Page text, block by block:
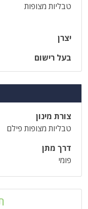
טבליות מצופות
יצרן
בעל רישום
צורת מינון
טבליות מצופות פילם
דרך מתן
פומי